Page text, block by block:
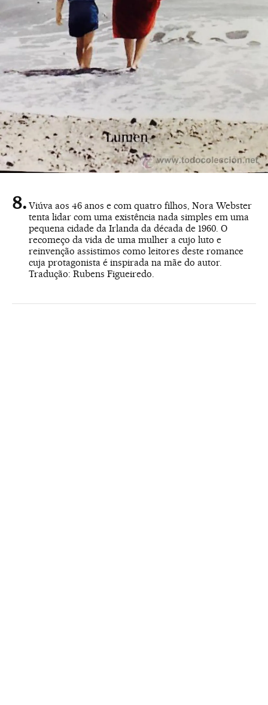
Viúva aos 46 anos e com quatro filhos, Nora Webster
tenta lidar com uma existência nada simples em uma
pequena cidade da Irlanda da década de 1960. O
recomeço da vida de uma mulher a cujo luto e
reinvenção assistimos como leitores deste romance
cuja protagonista é inspirada na mãe do autor.
Tradução: Rubens Figueiredo.